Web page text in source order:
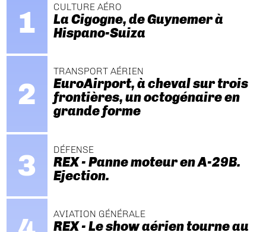
CULTURE AÉRO
La Cigogne, de Guynemer à
Hispano-Suiza
TRANSPORT AÉRIEN
EuroAirport, à cheval sur trois
frontières, un octogénaire en
grande forme
DÉFENSE
REX - Panne moteur en A-29B.
Ejection.
AVIATION GÉNÉRALE
REX - Le show aérien tourne au